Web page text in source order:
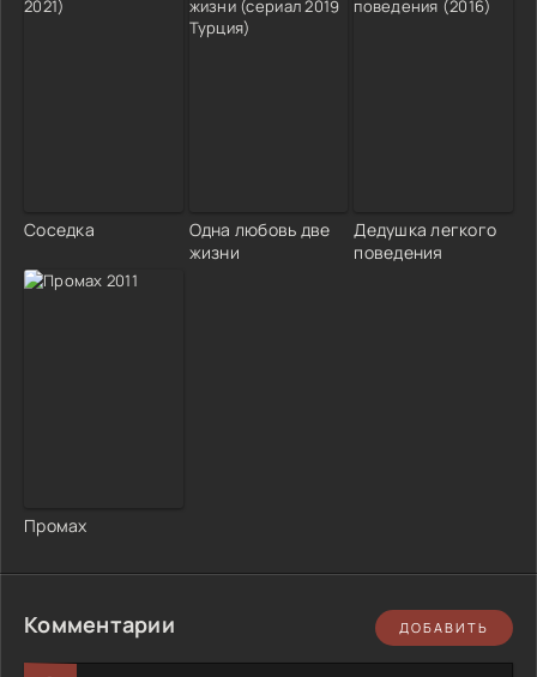
Соседка
Одна любовь две
жизни
Дедушка легкого
поведения
Промах
Комментарии ДОБАВИТЬ